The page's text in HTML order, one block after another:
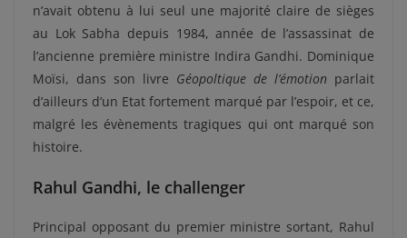
n’avait obtenu à lui seul une majorité claire de sièges
au Lok Sabha depuis 1984, année de l’assassinat de
l’ancienne première ministre Indira Gandhi. Dominique
Moïsi, dans son livre Géopoltique de l’émotion parlait
d’ailleurs d’un Etat fortement marqué par l’espoir, et ce,
malgré les évènements tragiques qui ont marqué son
histoire.
Rahul Gandhi, le challenger
Principal opposant du premier ministre sortant, Rahul